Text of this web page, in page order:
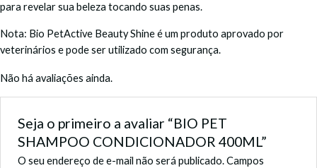
para revelar sua beleza tocando suas penas.
Nota: Bio PetActive Beauty Shine é um produto aprovado por
veterinários e pode ser utilizado com segurança.
Não há avaliações ainda.
Seja o primeiro a avaliar “BIO PET
SHAMPOO CONDICIONADOR 400ML”
O seu endereço de e-mail não será publicado.Campos